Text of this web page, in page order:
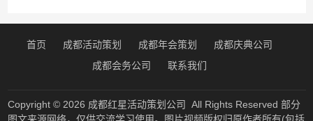
首页 成都活动策划 成都年会策划
成都庆典公司
成都会务公司
联系我们
Copyright © 2026 成都红星活动策划公司 All Rights Reserved 部分
图文来源网络，仅供交流学习使用。图片视频版权归原作者所有(包括